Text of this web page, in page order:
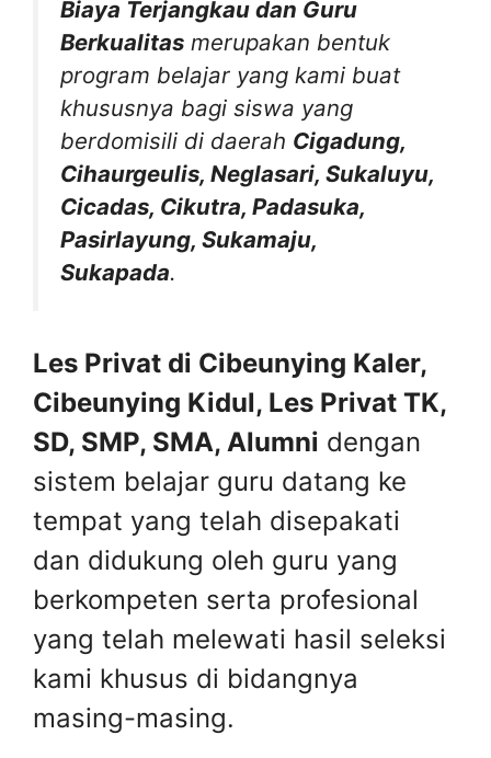
Biaya Terjangkau dan Guru
Berkualitas merupakan bentuk
program belajar yang kami buat
khususnya bagi siswa yang
berdomisili di daerah Cigadung,
Cihaurgeulis, Neglasari, Sukaluyu,
Cicadas, Cikutra, Padasuka,
Pasirlayung, Sukamaju,
Sukapada.
Les Privat di Cibeunying Kaler,
Cibeunying Kidul, Les Privat TK,
SD, SMP, SMA, Alumni dengan
sistem belajar guru datang ke
tempat yang telah disepakati
dan didukung oleh guru yang
berkompeten serta profesional
yang telah melewati hasil seleksi
kami khusus di bidangnya
masing-masing.